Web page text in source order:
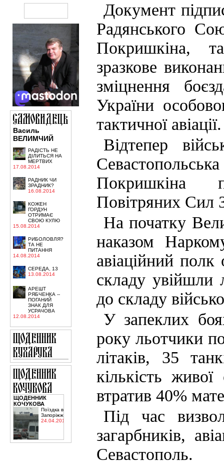
Василь
ВЕЛИМЧИЙ
РАДІСТЬ НЕ
ДІЛИТЬСЯ НА
МЕРТВИХ
17.08.2014
РАДНИК ЧИ
ЗРАДНИК?
16.08.2014
КОЖЕН
ГОРДУН
ОТРИМАЄ
СВОЮ КУЛЮ
15.08.2014
РИБОЛОВЛЯ?
ТА НЕ
ПИТАННЯ
14.08.2014
СЕРЕДА, 13
13.08.2014
АРЕШТ
РЯБЧЕНКА --
ПОГАНИЙ
ЗНАК ДЛЯ
УСРАЧОВА
12.08.2014
ЩОДЕННИК
КОЧУКОВА
Поїздка в
Запоріжжя
24.04.2015
Документ
Радянського
Покришкіна,
зразкове
зміцнення
України
тактичної авіації.
Відтепер
Севастопольська
Покришкіна
Повітряних Сил
На початку
наказом
авіаційний
складу
до складу
У запеклих
року льотчики
літаків, 35
кількість
втратив 40%
Під час
загарбників,
Севастополь.